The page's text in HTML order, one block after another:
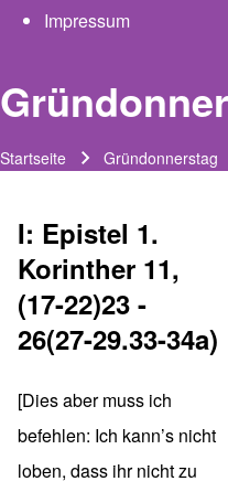
Impressum
Startseite Gründonnerstag
I: Epistel 1.
Korinther 11,
(17-22)23 -
26(27-29.33-34a)
[Dies aber muss ich
befehlen: Ich kann’s nicht
loben, dass ihr nicht zu